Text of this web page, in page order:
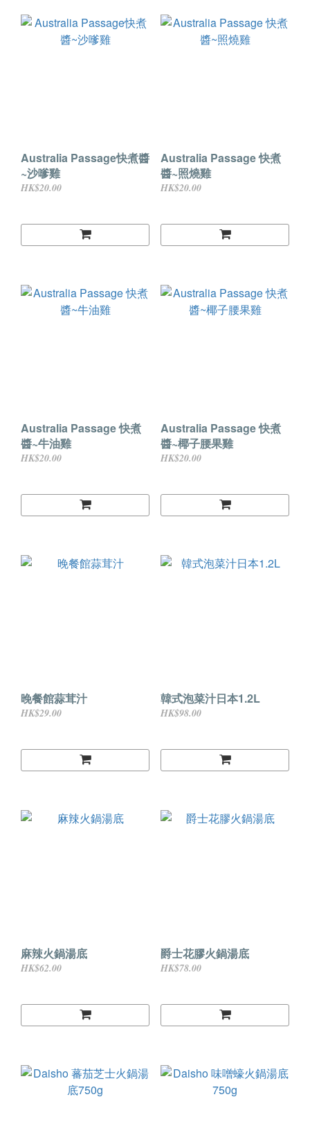
Australia Passage快煮醬
~沙嗲雞
HK$20.00
Australia Passage 快煮
醬~照燒雞
HK$20.00
Australia Passage 快煮
醬~牛油雞
HK$20.00
Australia Passage 快煮
醬~椰子腰果雞
HK$20.00
晚餐館蒜茸汁
HK$29.00
韓式泡菜汁日本1.2L
HK$98.00
麻辣火鍋湯底
HK$62.00
爵士花膠火鍋湯底
HK$78.00